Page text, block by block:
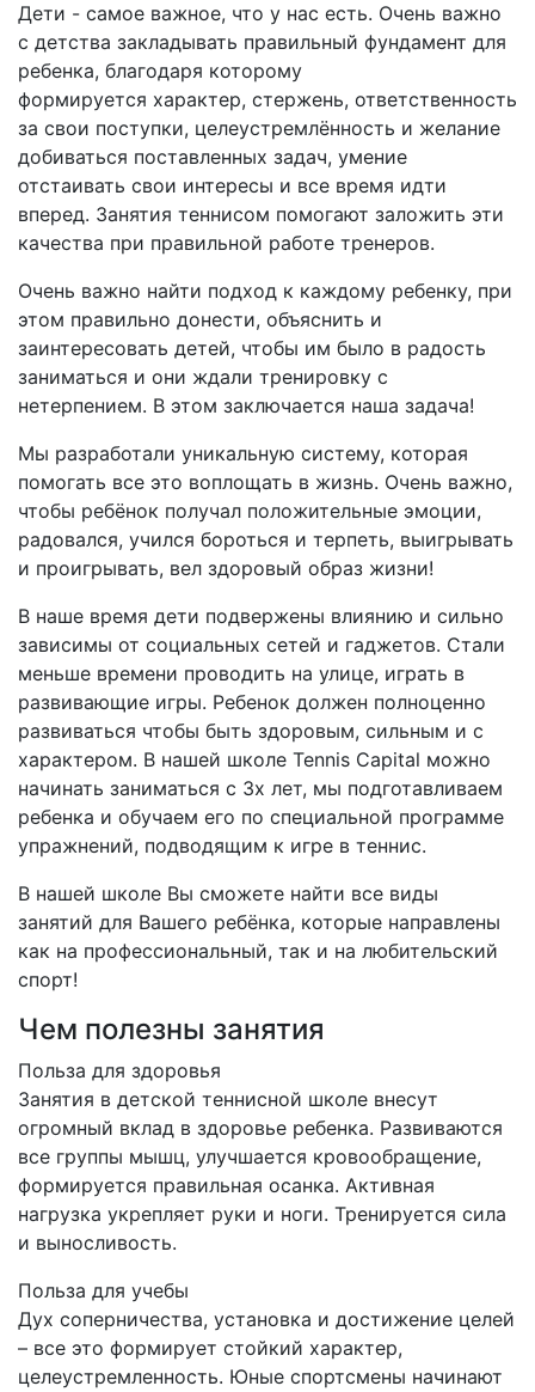
Дети - самое важное, что у нас есть. Очень важно
с детства закладывать правильный фундамент для
ребенка, благодаря которому
формируется характер, стержень, ответственность
за свои поступки, целеустремлённость и желание
добиваться поставленных задач, умение
отстаивать свои интересы и все время идти
вперед. Занятия теннисом помогают заложить эти
качества при правильной работе тренеров.
Очень важно найти подход к каждому ребенку, при
этом правильно донести, объяснить и
заинтересовать детей, чтобы им было в радость
заниматься и они ждали тренировку с
нетерпением. В этом заключается наша задача!
Мы разработали уникальную систему, которая
помогать все это воплощать в жизнь. Очень важно,
чтобы ребёнок получал положительные эмоции,
радовался, учился бороться и терпеть, выигрывать
и проигрывать, вел здоровый образ жизни!
В наше время дети подвержены влиянию и сильно
зависимы от социальных сетей и гаджетов. Стали
меньше времени проводить на улице, играть в
развивающие игры. Ребенок должен полноценно
развиваться чтобы быть здоровым, сильным и с
характером. В нашей школе Tennis Capital можно
начинать заниматься с 3х лет, мы подготавливаем
ребенка и обучаем его по специальной программе
упражнений, подводящим к игре в теннис.
В нашей школе Вы сможете найти все виды
занятий для Вашего ребёнка, которые направлены
как на профессиональный, так и на любительский
спорт!
Чем полезны занятия
Польза для здоровья
Занятия в детской теннисной школе внесут
огромный вклад в здоровье ребенка. Развиваются
все группы мышц, улучшается кровообращение,
формируется правильная осанка. Активная
нагрузка укрепляет руки и ноги. Тренируется сила
и выносливость.
Польза для учебы
Дух соперничества, установка и достижение целей
– все это формирует стойкий характер,
целеустремленность. Юные спортсмены начинают